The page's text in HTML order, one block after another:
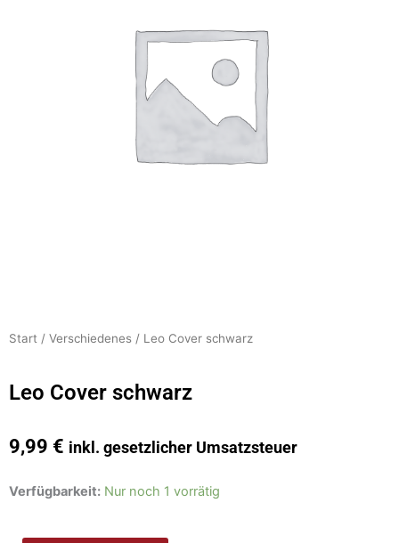
Start / Verschiedenes / Leo Cover schwarz
Leo Cover schwarz
9,99 € inkl. gesetzlicher Umsatzsteuer
Verfügbarkeit: Nur noch 1 vorrätig
Leo